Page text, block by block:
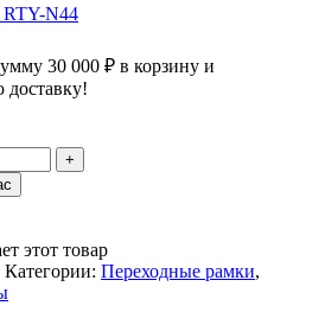
RTY-N44
30 000 ₽ в корзину и
доставку!
этот товар
Категории: Переходные рамки,